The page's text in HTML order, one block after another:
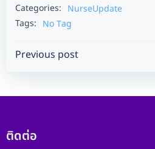
Categories: NurseUpdate
Tags:
No Tag
Post
navigation
Previous post
ติดต่อ